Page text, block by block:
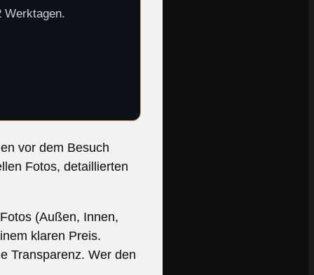
Werktagen.
vor dem Besuch
Fotos, detaillierten
(Außen, Innen,
klaren Preis.
Transparenz. Wer den